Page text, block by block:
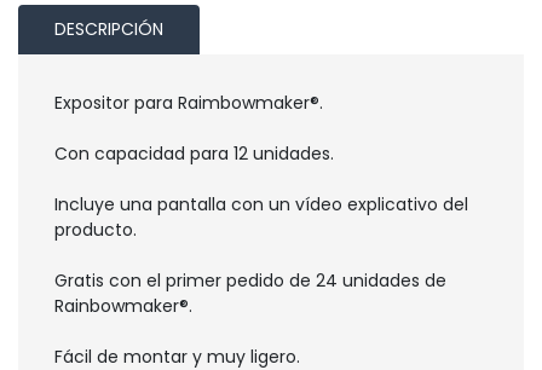
DESCRIPCIÓN
Expositor para Raimbowmaker®.
Con capacidad para 12 unidades.
Incluye una pantalla con un vídeo explicativo del
producto.
Gratis con el primer pedido de 24 unidades de
Rainbowmaker®.
Fácil de montar y muy ligero.